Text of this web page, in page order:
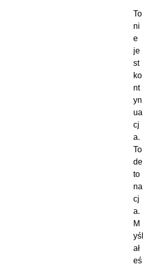
To
ni
e
je
st
ko
nt
yn
ua
cj
a.
To
de
to
na
cj
a.
M
yśl
ał
eś